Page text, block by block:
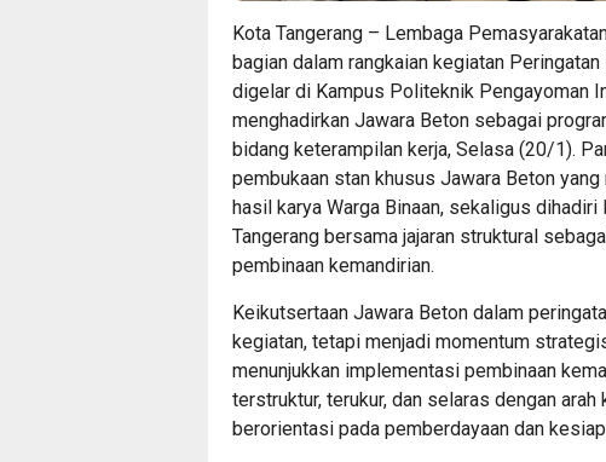
Kota Tangerang – Lembaga
bagian dalam rangkaian kegiatan
digelar di Kampus Politeknik Pengayoman
menghadirkan Jawara Beton sebagai
bidang keterampilan kerja, Selasa (20/1).
pembukaan stan khusus Jawara Beton
hasil karya Warga Binaan, sekaligus
Tangerang bersama jajaran struktural
pembinaan kemandirian.
Keikutsertaan Jawara Beton dalam
kegiatan, tetapi menjadi momentum
menunjukkan implementasi pembinaan
terstruktur, terukur, dan selaras dengan
berorientasi pada pemberdayaan dan